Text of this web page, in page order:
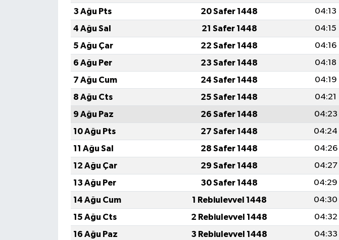
3 Ağu Pts
20 Safer 1448 04:13
4 Ağu Sal
21 Safer 1448 04:15
5 Ağu Çar
22 Safer 1448 04:16
6 Ağu Per
23 Safer 1448 04:18
7 Ağu Cum
24 Safer 1448 04:19
8 Ağu Cts
25 Safer 1448 04:21
9 Ağu Paz
26 Safer 1448 04:23
10 Ağu Pts
27 Safer 1448 04:24
11 Ağu Sal
28 Safer 1448 04:26
12 Ağu Çar
29 Safer 1448 04:27
13 Ağu Per
30 Safer 1448 04:29
14 Ağu Cum
1 Rebiulevvel 1448 04:30
15 Ağu Cts
2 Rebiulevvel 1448 04:32
16 Ağu Paz
3 Rebiulevvel 1448 04:33